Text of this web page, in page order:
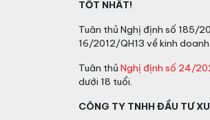
TỐT NHẤT!
Tuân thủ Nghị định số 185/
16/2012/QH13 về kinh
Tuân thủ Nghị định số 24/
dưới 18 tuổi.
CÔNG TY TNHH ĐẦU TƯ